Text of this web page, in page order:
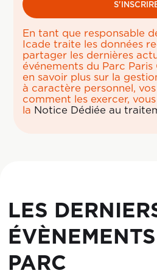
En tant que responsable
Icade traite les données
partager les dernières
événements du Parc
en savoir plus sur la
à caractère personnel,
comment les exercer,
la Notice Dédiée au
LES
PARC